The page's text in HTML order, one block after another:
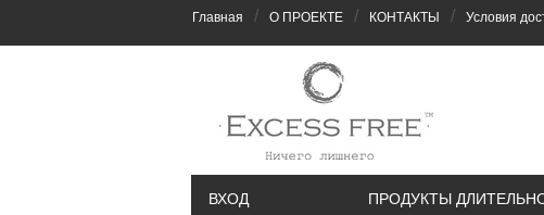
Главная / О ПРОЕКТЕ / КОНТАКТЫ / Условия
ПРОДУКТЫ
ВХОД